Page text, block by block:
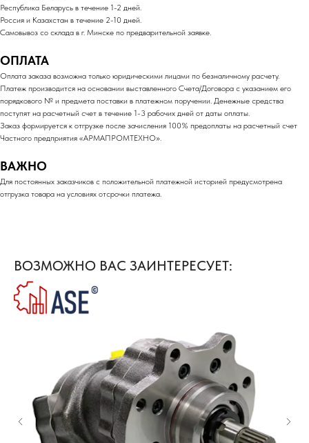
Республика Беларусь в течение 1-2 дней.
Россия и Казахстан в течение 2-10 дней.
Самовывоз со склада в г. Минске по предварительной заявке.
ОПЛАТА
Оплата заказа возможна только юридическими лицами по безналичному расчету.
Платеж производится на основании выставленного Счета/Договора с указанием его
порядкового № и предмета поставки в платежном поручении. Денежные средства
поступят на расчетный счет в течение 1-3 рабочих дней от даты оплаты.
Заказ формируется к отгрузке после зачисления 100% предоплаты на расчетный счет
Частного предприятия «АРМАПРОМТЕХНО».
ВАЖНО
Для постоянных заказчиков с положительной платежной историей предусмотрена
отгрузка товара на условиях отсрочки платежа.
ВОЗМОЖНО ВАС ЗАИНТЕРЕСУЕТ: